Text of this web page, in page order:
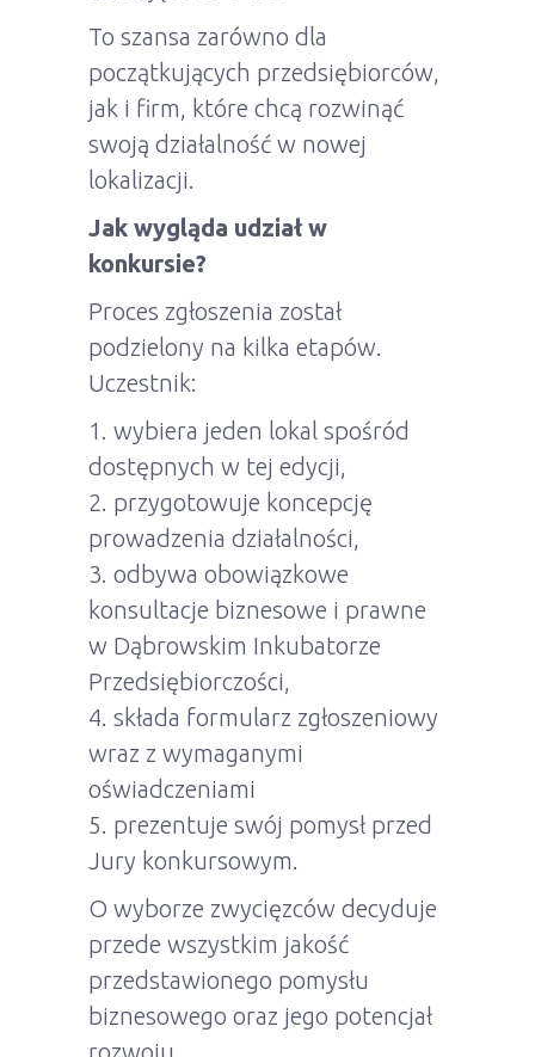
To szansa zarówno dla
początkujących przedsiębiorców,
jak i firm, które chcą rozwinąć
swoją działalność w nowej
lokalizacji.
Jak wygląda udział w
konkursie?
Proces zgłoszenia został
podzielony na kilka etapów.
Uczestnik:
1. wybiera jeden lokal spośród
dostępnych w tej edycji,
2. przygotowuje koncepcję
prowadzenia działalności,
3. odbywa obowiązkowe
konsultacje biznesowe i prawne
w Dąbrowskim Inkubatorze
Przedsiębiorczości,
4. składa formularz zgłoszeniowy
wraz z wymaganymi
oświadczeniami
5. prezentuje swój pomysł przed
Jury konkursowym.
O wyborze zwycięzców decyduje
przede wszystkim jakość
przedstawionego pomysłu
biznesowego oraz jego potencjał